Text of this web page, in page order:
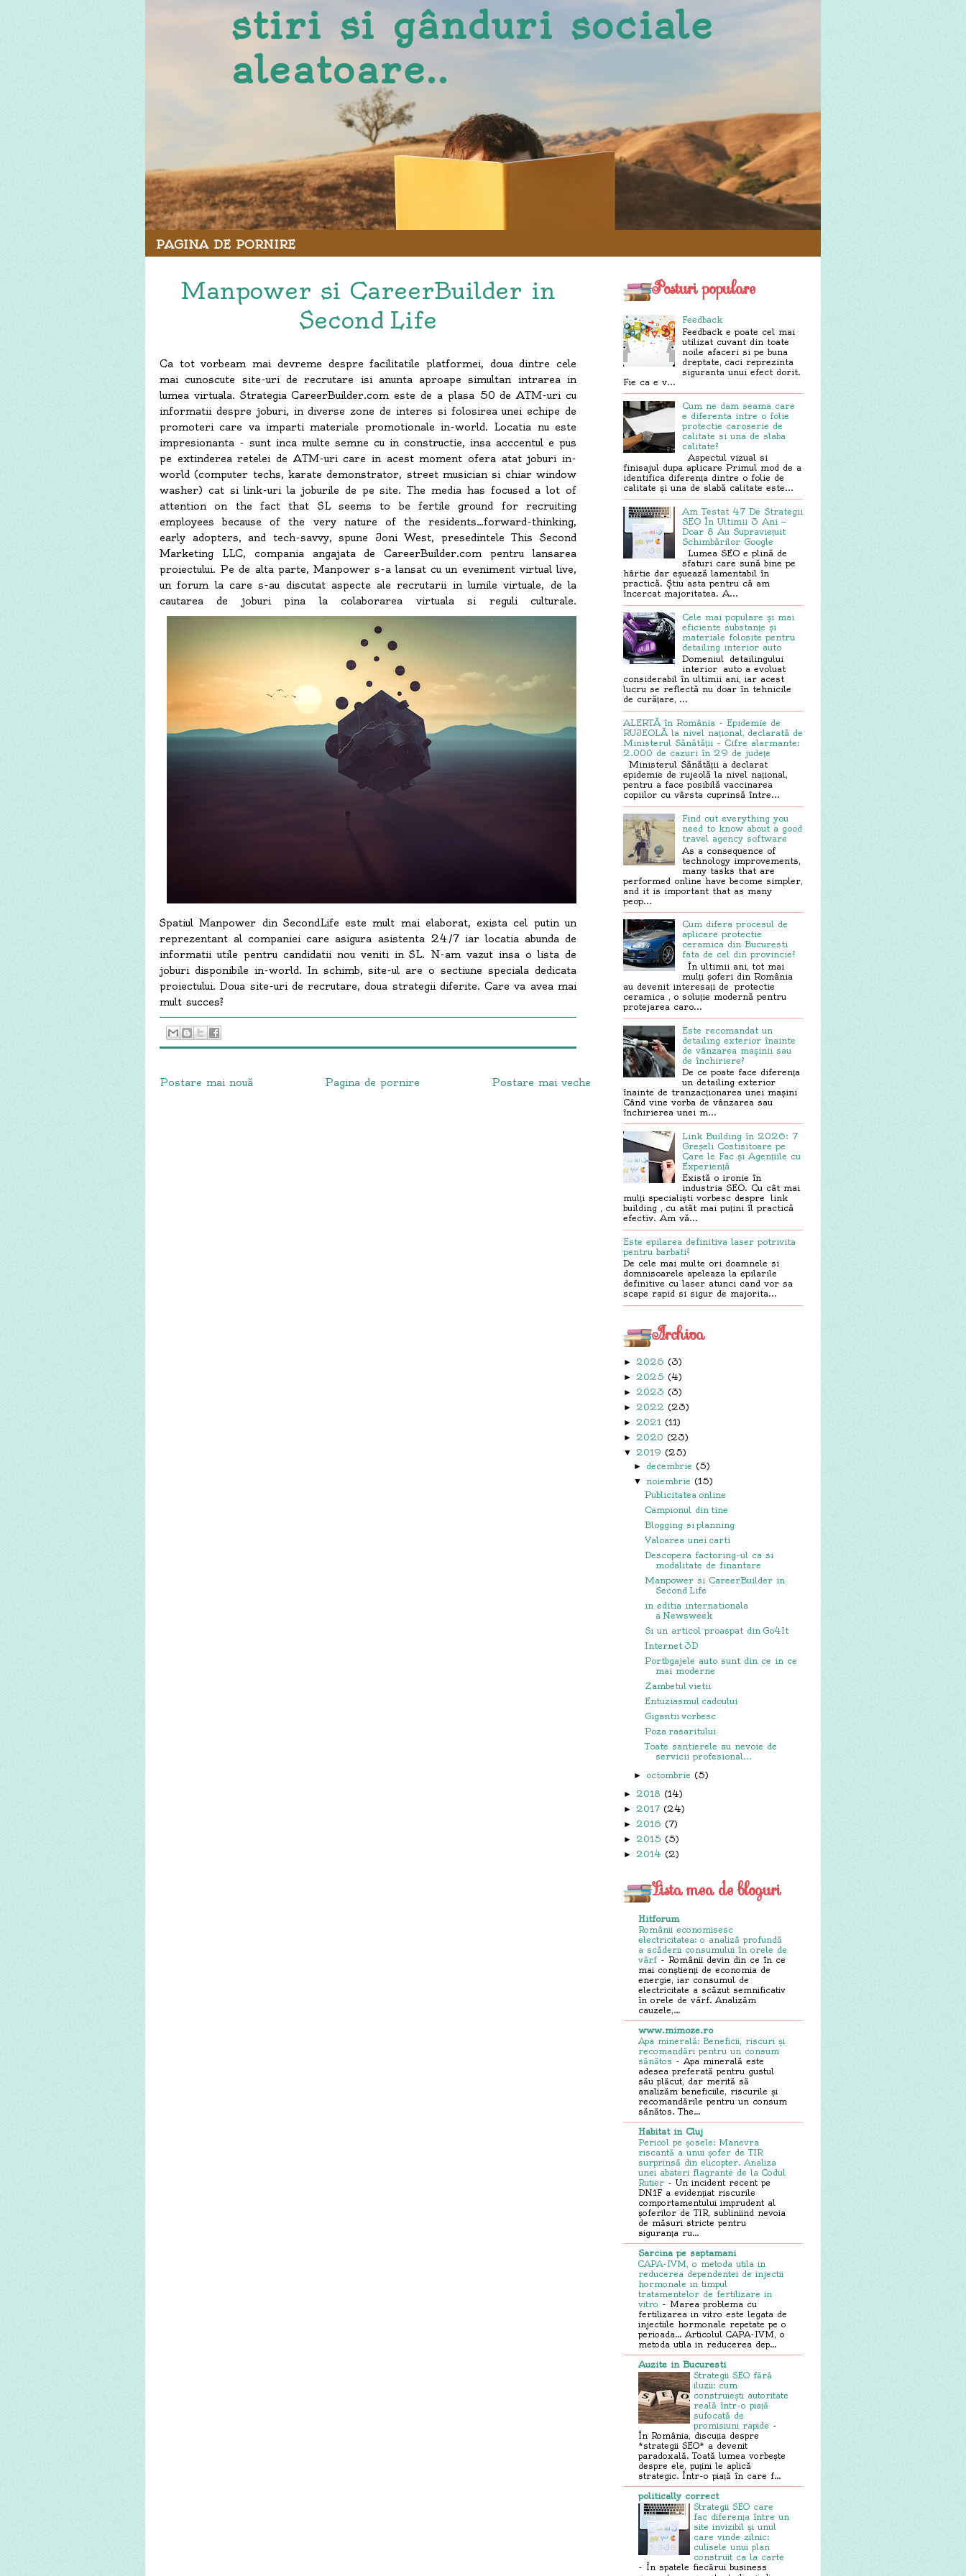
stiri si gânduri sociale
aleatoare..
PAGINA DE PORNIRE
Posturi populare
Feedback
Feedback e poate cel mai
utilizat cuvant din toate
noile afaceri si pe buna
dreptate, caci reprezinta
siguranta unui efect dorit.
Fie ca e v...
Cum ne dam seama care
e diferenta intre o folie
protectie caroserie de
calitate si una de slaba
calitate?
Aspectul vizual si
finisajul dupa aplicare Primul mod de a
identifica diferența dintre o folie de
calitate și una de slabă calitate este...
Am Testat 47 De Strategii
SEO În Ultimii 3 Ani —
Doar 8 Au Supraviețuit
Schimbărilor Google
Lumea SEO e plină de
sfaturi care sună bine pe
hârtie dar eșuează lamentabil în
practică. Știu asta pentru că am
încercat majoritatea. A...
Cele mai populare și mai
eficiente substanțe și
materiale folosite pentru
detailing interior auto
Domeniul detailingului
interior auto a evoluat
considerabil în ultimii ani, iar acest
lucru se reflectă nu doar în tehnicile
de curățare, ...
ALERTĂ în România - Epidemie de
RUJEOLĂ la nivel național, declarată de
Ministerul Sănătății - Cifre alarmante:
2.000 de cazuri în 29 de județe
Ministerul Sănătății a declarat
epidemie de rujeolă la nivel național,
pentru a face posibilă vaccinarea
copiilor cu vârsta cuprinsă între...
Find out everything you
need to know about a good
travel agency software
As a consequence of
technology improvements,
many tasks that are
performed online have become simpler,
and it is important that as many
peop...
Cum difera procesul de
aplicare protectie
ceramica din Bucuresti
fata de cel din provincie?
În ultimii ani, tot mai
mulți șoferi din România
au devenit interesați de protectie
ceramica , o soluție modernă pentru
protejarea caro...
Este recomandat un
detailing exterior înainte
de vânzarea mașinii sau
de închiriere?
De ce poate face diferența
un detailing exterior
înainte de tranzacționarea unei mașini
Când vine vorba de vânzarea sau
închirierea unei m...
Link Building în 2026: 7
Greșeli Costisitoare pe
Care le Fac și Agențiile cu
Experiență
Există o ironie în
industria SEO. Cu cât mai
mulți specialiști vorbesc despre link
building , cu atât mai puțini îl practică
efectiv. Am vă...
Este epilarea definitiva laser potrivita
pentru barbati?
De cele mai multe ori doamnele si
domnisoarele apeleaza la epilarile
definitive cu laser atunci cand vor sa
scape rapid si sigur de majorita...
Archiva
► 2026 (3)
► 2025 (4)
► 2023 (3)
► 2022 (23)
► 2021 (11)
► 2020 (23)
▼ 2019 (25)
► decembrie (5)
▼ noiembrie (15)
Publicitatea online
Campionul din tine
Blogging si planning
Valoarea unei carti
Descopera factoring-ul ca si
modalitate de finantare
Manpower si CareerBuilder in
Second Life
in editia internationala
a Newsweek
Si un articol proaspat din Go4It
Internet 3D
Portbgajele auto sunt din ce in ce
mai moderne
Zambetul vietii
Entuziasmul cadoului
Gigantii vorbesc
Poza rasaritului
Toate santierele au nevoie de
servicii profesional...
► octombrie (5)
► 2018 (14)
► 2017 (24)
► 2016 (7)
► 2015 (5)
► 2014 (2)
Lista mea de bloguri
Hitforum
Românii economisesc
electricitatea: o analiză profundă
a scăderii consumului în orele de
vârf - Românii devin din ce în ce
mai conștienți de economia de
energie, iar consumul de
electricitate a scăzut semnificativ
în orele de vârf. Analizăm
cauzele,...
www.mimoze.ro
Apa minerală: Beneficii, riscuri și
recomandări pentru un consum
sănătos - Apa minerală este
adesea preferată pentru gustul
său plăcut, dar merită să
analizăm beneficiile, riscurile și
recomandările pentru un consum
sănătos. The...
Habitat in Cluj
Pericol pe șosele: Manevra
riscantă a unui șofer de TIR
surprinsă din elicopter. Analiza
unei abateri flagrante de la Codul
Rutier - Un incident recent pe
DN1F a evidențiat riscurile
comportamentului imprudent al
șoferilor de TIR, subliniind nevoia
de măsuri stricte pentru
siguranța ru...
Sarcina pe saptamani
CAPA-IVM, o metoda utila in
reducerea dependentei de injectii
hormonale in timpul
tratamentelor de fertilizare in
vitro - Marea problema cu
fertilizarea in vitro este legata de
injectiile hormonale repetate pe o
perioada... Articolul CAPA-IVM, o
metoda utila in reducerea dep...
Auzite in Bucuresti
Strategii SEO fără
iluzii: cum
construiești autoritate
reală într-o piață
sufocată de
promisiuni rapide -
În România, discuția despre
*strategii SEO* a devenit
paradoxală. Toată lumea vorbește
despre ele, puțini le aplică
strategic. Într-o piață în care f...
politically correct
Strategii SEO care
fac diferența între un
site invizibil și unul
care vinde zilnic:
culisele unui plan
construit ca la carte
- În spatele fiecărui business
Manpower si CareerBuilder in
Second Life
Ca tot vorbeam mai devreme despre facilitatile platformei, doua dintre cele
mai cunoscute site-uri de recrutare isi anunta aproape simultan intrarea in
lumea virtuala. Strategia CareerBuilder.com este de a plasa 50 de ATM-uri cu
informatii despre joburi, in diverse zone de interes si folosirea unei echipe de
promoteri care va imparti materiale promotionale in-world. Locatia nu este
impresionanta - sunt inca multe semne cu in constructie, insa acccentul e pus
pe extinderea retelei de ATM-uri care in acest moment ofera atat joburi in-
world (computer techs, karate demonstrator, street musician si chiar window
washer) cat si link-uri la joburile de pe site. The media has focused a lot of
attention on the fact that SL seems to be fertile ground for recruiting
employees because of the very nature of the residents…forward-thinking,
early adopters, and tech-savvy, spune Joni West, presedintele This Second
Marketing LLC, compania angajata de CareerBuilder.com pentru lansarea
proiectului. Pe de alta parte, Manpower s-a lansat cu un eveniment virtual live,
un forum la care s-au discutat aspecte ale recrutarii in lumile virtuale, de la
cautarea de joburi pina la colaborarea virtuala si reguli culturale.
Spatiul Manpower din SecondLife este mult mai elaborat, exista cel putin un
reprezentant al companiei care asigura asistenta 24/7 iar locatia abunda de
informatii utile pentru candidatii nou veniti in SL. N-am vazut insa o lista de
joburi disponibile in-world. In schimb, site-ul are o sectiune speciala dedicata
proiectului. Doua site-uri de recrutare, doua strategii diferite. Care va avea mai
mult succes?
Postare mai nouă Postare mai veche
Pagina de pornire